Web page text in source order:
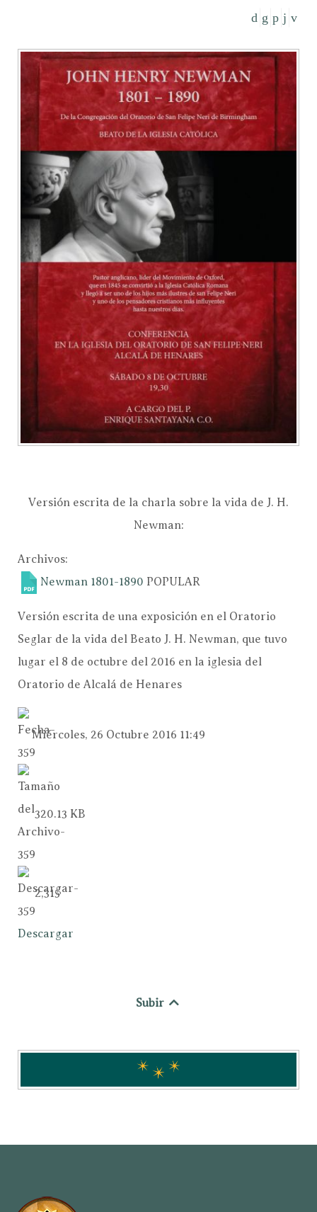
Versión escrita de la charla sobre la vida de J. H.
Newman:
Archivos:
Newman 1801-1890 POPULAR
Versión escrita de una exposición en el Oratorio
Seglar de la vida del Beato J. H. Newman, que tuvo
lugar el 8 de octubre del 2016 en la iglesia del
Oratorio de Alcalá de Henares
Miércoles, 26 Octubre 2016 11:49
320.13 KB
2,315
Descargar
Subir